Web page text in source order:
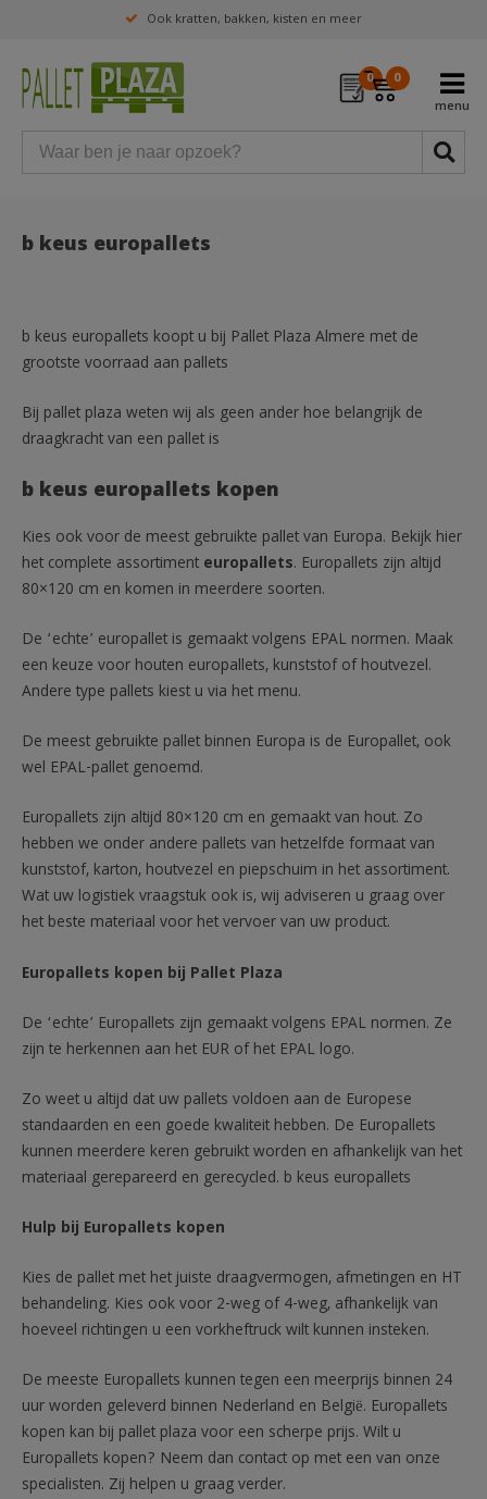
Ook kratten, bakken, kisten en meer
0 0
b keus europallets
b keus europallets koopt u bij Pallet Plaza Almere met de
grootste voorraad aan pallets
Bij pallet plaza weten wij als geen ander hoe belangrijk de
draagkracht van een pallet is
b keus europallets kopen
Kies ook voor de meest gebruikte pallet van Europa. Bekijk hier
het complete assortiment europallets. Europallets zijn altijd
80×120 cm en komen in meerdere soorten.
De ‘echte’ europallet is gemaakt volgens EPAL normen. Maak
een keuze voor houten europallets, kunststof of houtvezel.
Andere type pallets kiest u via het menu.
De meest gebruikte pallet binnen Europa is de Europallet, ook
wel EPAL-pallet genoemd.
Europallets zijn altijd 80×120 cm en gemaakt van hout. Zo
hebben we onder andere pallets van hetzelfde formaat van
kunststof, karton, houtvezel en piepschuim in het assortiment.
Wat uw logistiek vraagstuk ook is, wij adviseren u graag over
het beste materiaal voor het vervoer van uw product.
Europallets kopen bij Pallet Plaza
De ‘echte’ Europallets zijn gemaakt volgens EPAL normen. Ze
zijn te herkennen aan het EUR of het EPAL logo.
Zo weet u altijd dat uw pallets voldoen aan de Europese
standaarden en een goede kwaliteit hebben. De Europallets
kunnen meerdere keren gebruikt worden en afhankelijk van het
materiaal gerepareerd en gerecycled. b keus europallets
Hulp bij Europallets kopen
Kies de pallet met het juiste draagvermogen, afmetingen en HT
behandeling. Kies ook voor 2-weg of 4-weg, afhankelijk van
hoeveel richtingen u een vorkheftruck wilt kunnen insteken.
De meeste Europallets kunnen tegen een meerprijs binnen 24
uur worden geleverd binnen Nederland en België. Europallets
kopen kan bij pallet plaza voor een scherpe prijs. Wilt u
Europallets kopen? Neem dan contact op met een van onze
specialisten. Zij helpen u graag verder.